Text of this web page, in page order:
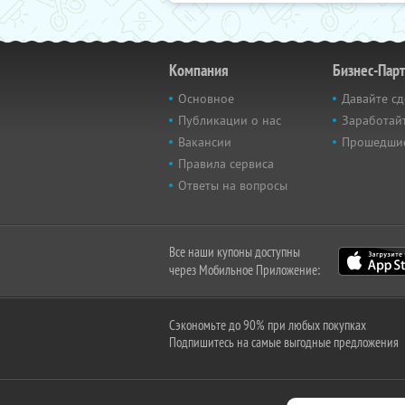
Компания
Основное
Публикации о нас
Вакансии
Правила сервиса
Ответы на вопросы
Бизнес-
Давайте
Все наши купоны доступны
через Мобильное Приложение:
Сэкономьте до 90% при любых покупках
Подпишитесь на самые выгодные предложения